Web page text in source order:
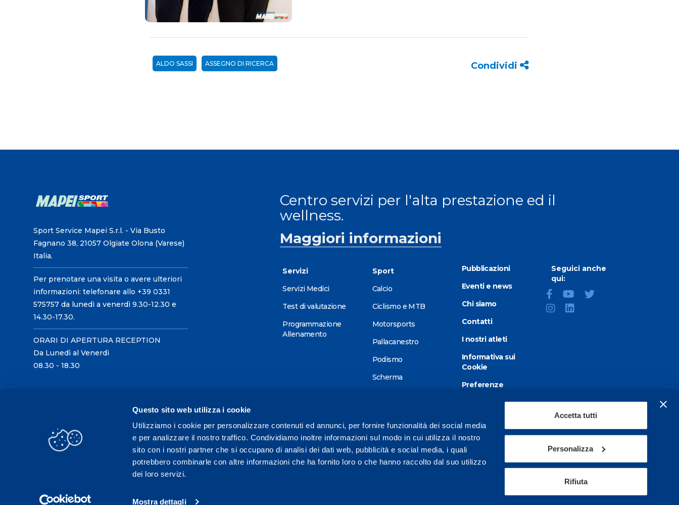
Questo sito web utilizza i cookie
Utilizziamo i cookie per personalizzare contenuti ed annunci, per fornire funzionalità dei social media
e per analizzare il nostro traffico. Condividiamo inoltre informazioni sul modo in cui utilizza il nostro
sito con i nostri partner che si occupano di analisi dei dati web, pubblicità e social media, i quali
potrebbero combinarle con altre informazioni che ha fornito loro o che hanno raccolto dal suo utilizzo
dei loro servizi.
Mostra dettagli
Accetta tutti
Personalizza
Rifiuta
ALDO SASSI ASSEGNO DI RICERCA Condividi
Sport Service Mapei S.r.l. - Via Busto
Fagnano 38, 21057 Olgiate Olona (Varese)
Italia.
Per prenotare una visita o avere ulteriori
informazioni: telefonare allo +39 0331
575757 da lunedì a venerdì 9.30-12.30 e
14.30-17.30.
ORARI DI APERTURA RECEPTION
Da Lunedì al Venerdì
08.30 - 18.30
Centro servizi per l'alta prestazione ed il
wellness.
Maggiori informazioni
Servizi
Servizi Medici
Test di valutazione
Programmazione
Allenamento
Sport
Calcio
Ciclismo e MTB
Motorsports
Pallacanestro
Podismo
Scherma
Triathlon
Wellness
Altri sport
Pubblicazioni
Eventi e news
Chi siamo
Contatti
I nostri atleti
Informativa sui
Cookie
Preferenze
Dichiarazione di
accessibilità
Seguici anche
qui: